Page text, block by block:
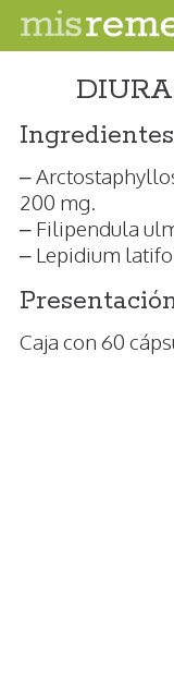
Ingredientes
–
200 mg.
– Filipendula
– Lepidium
Caja con 60